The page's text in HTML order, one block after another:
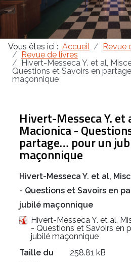
Vous êtes ici : Accueil
Revue
Revue de livres
Hivert-Messeca Y. et al,
Questions et Savoirs en
maçonnique
Hivert-Messeca Y. et
Macionica -
partage… pour un
maçonnique
Hivert-Messeca Y. et al,
- Questions et Savoirs en
jubilé maçonnique
Hivert-Messeca Y. et al,
- Questions et Savoirs en
jubilé maçonnique
Taille du
258.81 kB
Masonica 46
Masonica 45